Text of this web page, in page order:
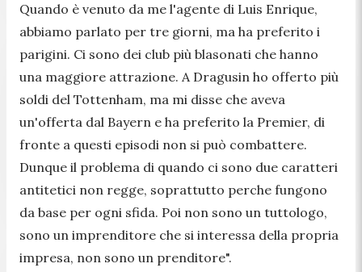
Quando è venuto da me l'agente di Luis Enrique,
abbiamo parlato per tre giorni, ma ha preferito i
parigini. Ci sono dei club più blasonati che hanno
una maggiore attrazione. A Dragusin ho offerto più
soldi del Tottenham, ma mi disse che aveva
un'offerta dal Bayern e ha preferito la Premier, di
fronte a questi episodi non si può combattere.
Dunque il problema di quando ci sono due caratteri
antitetici non regge, soprattutto perche fungono
da base per ogni sfida. Poi non sono un tuttologo,
sono un imprenditore che si interessa della propria
impresa, non sono un prenditore".